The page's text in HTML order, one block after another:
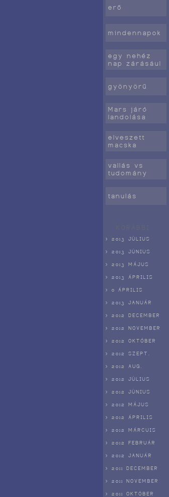
erő
mindennapok
egy nehéz
nap zárásául
gyönyörű
Mars járó
landolása
elveszett
macska
vallás vs
tudomány
tanulás
KORÁBBI :
> 2013 JÚLIUS
> 2013 JÚNIUS
> 2013 MÁJUS
> 2013 ÁPRILIS
> 0 ÁPRILIS
> 2013 JANUÁR
> 2012 DECEMBER
> 2012 NOVEMBER
> 2012 OKTÓBER
> 2012 SZEPT.
> 2012 AUG.
> 2012 JÚLIUS
> 2012 JÚNIUS
> 2012 MÁJUS
> 2012 ÁPRILIS
> 2012 MÁRCUIS
> 2012 FEBRUÁR
> 2012 JANUÁR
> 2011 DECEMBER
> 2011 NOVEMBER
> 2011 OKTÓBER